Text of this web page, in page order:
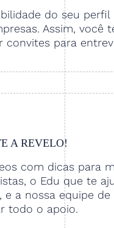
do seu perfil
Assim, você
convites para
A REVELO!
com dicas para
o Edu que te
e a nossa equipe de
todo o apoio.